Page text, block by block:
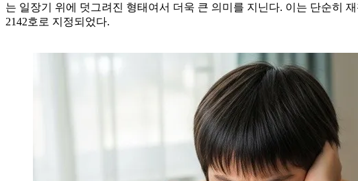
는 일장기 위에 덧그려진 형태여서 더욱 큰 의미를 지닌다. 이는 단순히
2142호로 지정되었다.